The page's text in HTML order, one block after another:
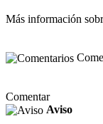
Más información
Comentar
Aviso